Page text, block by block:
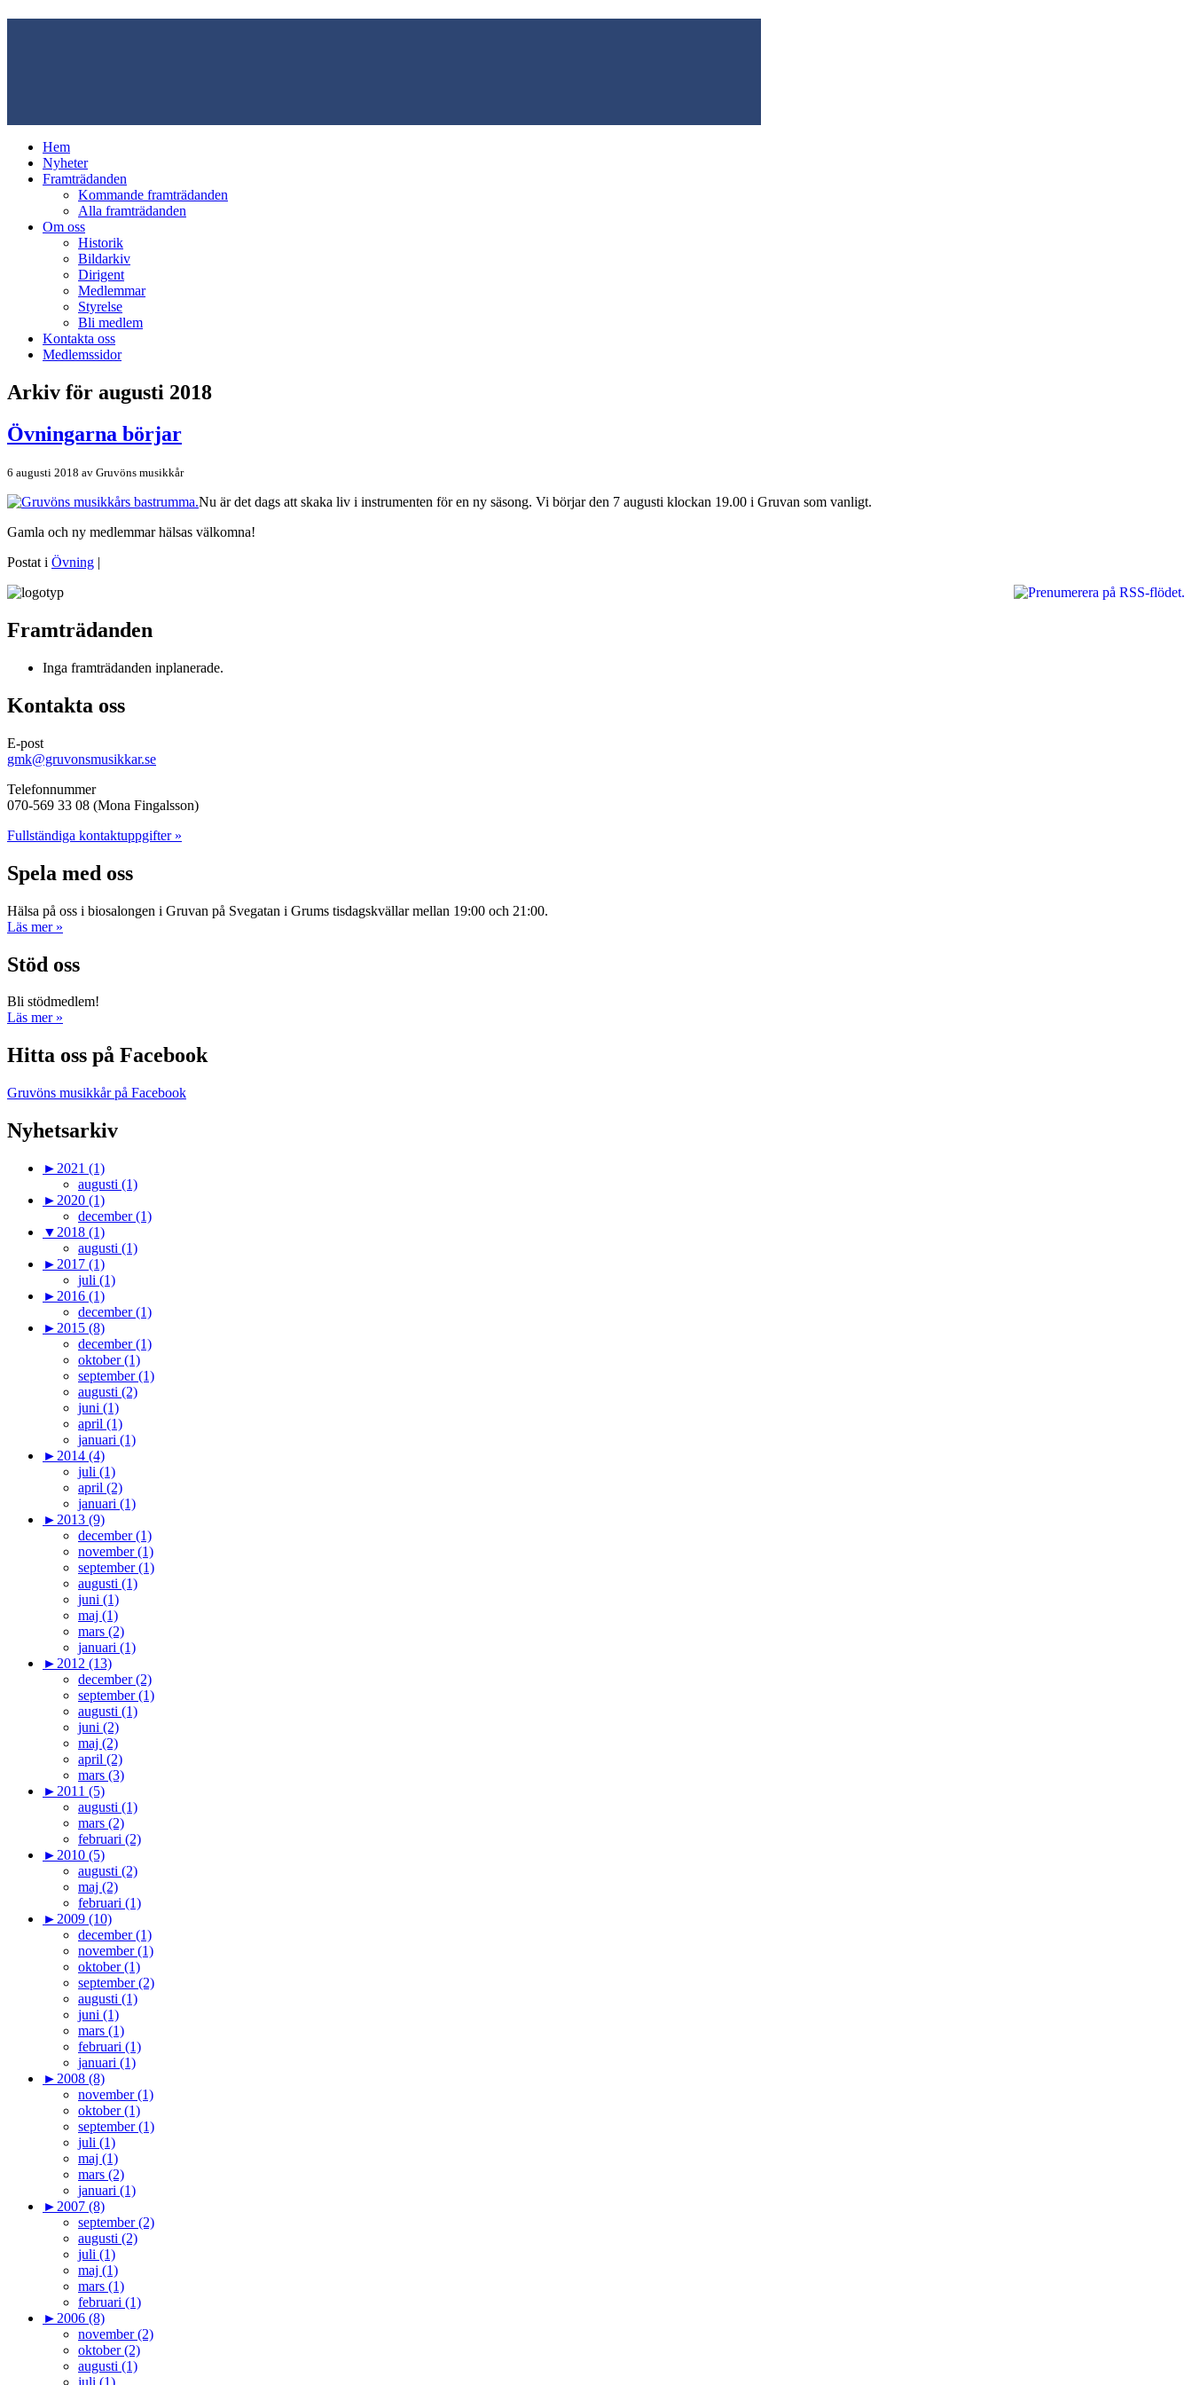
Hem
Nyheter
Framträdanden
Kommande framträdanden
Alla framträdanden
Om oss
Historik
Bildarkiv
Dirigent
Medlemmar
Styrelse
Bli medlem
Kontakta oss
Medlemssidor
Arkiv för augusti 2018
Övningarna börjar
6 augusti 2018 av Gruvöns musikkår
Nu är det dags att skaka liv i instrumenten för en ny säsong. Vi börjar den 7 augusti klockan 19.00 i Gruvan som vanligt.
Gamla och ny medlemmar hälsas välkomna!
Postat i Övning |
Framträdanden
Inga framträdanden inplanerade.
Kontakta oss
E-post
gmk@gruvonsmusikkar.se
Telefonnummer
070-569 33 08 (Mona Fingalsson)
Fullständiga kontaktuppgifter »
Spela med oss
Hälsa på oss i biosalongen i Gruvan på Svegatan i Grums tisdagskvällar mellan 19:00 och 21:00.
Läs mer »
Stöd oss
Bli stödmedlem!
Läs mer »
Hitta oss på Facebook
Gruvöns musikkår på Facebook
Nyhetsarkiv
► 2021 (1)
augusti (1)
► 2020 (1)
december (1)
▼ 2018 (1)
augusti (1)
► 2017 (1)
juli (1)
► 2016 (1)
december (1)
► 2015 (8)
december (1)
oktober (1)
september (1)
augusti (2)
juni (1)
april (1)
januari (1)
► 2014 (4)
juli (1)
april (2)
januari (1)
► 2013 (9)
december (1)
november (1)
september (1)
augusti (1)
juni (1)
maj (1)
mars (2)
januari (1)
► 2012 (13)
december (2)
september (1)
augusti (1)
juni (2)
maj (2)
april (2)
mars (3)
► 2011 (5)
augusti (1)
mars (2)
februari (2)
► 2010 (5)
augusti (2)
maj (2)
februari (1)
► 2009 (10)
december (1)
november (1)
oktober (1)
september (2)
augusti (1)
juni (1)
mars (1)
februari (1)
januari (1)
► 2008 (8)
november (1)
oktober (1)
september (1)
juli (1)
maj (1)
mars (2)
januari (1)
► 2007 (8)
september (2)
augusti (2)
juli (1)
maj (1)
mars (1)
februari (1)
► 2006 (8)
november (2)
oktober (2)
augusti (1)
juli (1)